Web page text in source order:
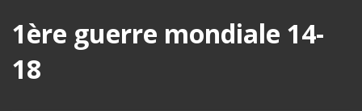
1ère guerre mondiale 14-
18